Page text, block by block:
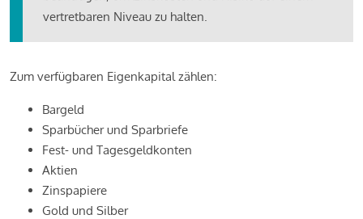
vertretbaren Niveau zu halten.
Zum verfügbaren Eigenkapital zählen:
Bargeld
Sparbücher und Sparbriefe
Fest- und Tagesgeldkonten
Aktien
Zinspapiere
Gold und Silber